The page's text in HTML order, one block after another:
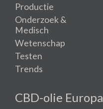
Productie
Onderzoek &
Medisch
Wetenschap
Testen
Trends
CBD-olie Europa